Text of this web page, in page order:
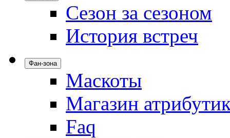
Сезон за сезоном
История встреч
Фан-зона
Маскоты
Магазин
Faq